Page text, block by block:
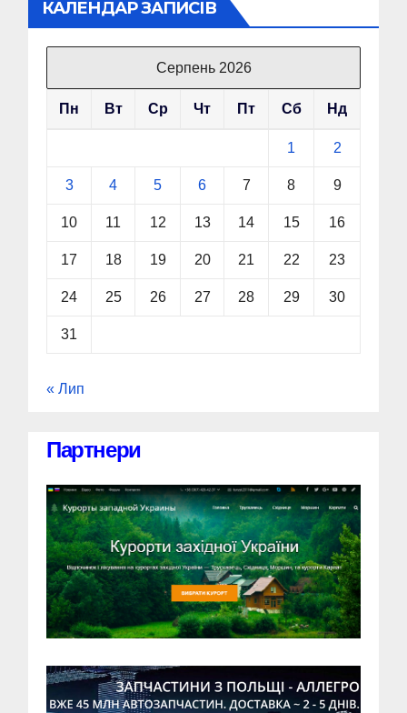
КАЛЕНДАР ЗАПИСІВ
Серпень 2026
Пн Вт Ср Чт Пт Сб Нд
1 2
3 4 5 6 7 8 9
10 11 12 13 14 15 16
17 18 19 20 21 22 23
24 25 26 27 28 29 30
31
« Лип
Партнери